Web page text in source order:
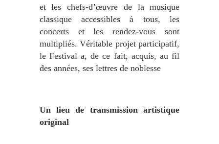
et les chefs-d’œuvre de la musique
classique accessibles à tous, les
concerts et les rendez-vous sont
multipliés. Véritable projet participatif,
le Festival a, de ce fait, acquis, au fil
des années, ses lettres de noblesse
Un lieu de transmission artistique
original